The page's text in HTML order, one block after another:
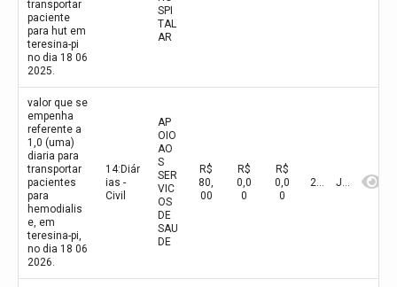
transportar
paciente
para hut em
teresina-pi
no dia 18 06
2025.
SPI
TAL
AR
valor que se
empenha
referente a
1,0 (uma)
diaria para
transportar
pacientes
para
hemodialis
e, em
teresina-pi,
no dia 18 06
2026.
14:Diár
ias -
Civil
AP
OIO
AO
S
SER
VIC
OS
DE
SAU
DE
R$
80,
00
R$
0,0
0
R$
0,0
0
2026 Junho